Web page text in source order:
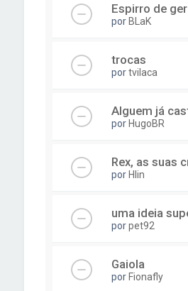
Espirro de
por BLaK
trocas
portvilaca
Alguem já
por HugoBR
Rex, as suas
por Hlin
uma ideia
porpet92
Gaiola
por Fionafly